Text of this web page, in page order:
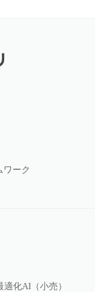
ワーク
適化AI（小売）